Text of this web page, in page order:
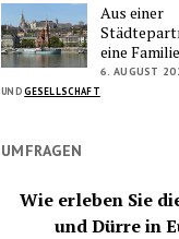
Aus einer
eine Familie
6. AUGUST
UNDGESELLSCHAFT
UMFRAGEN
Wie erleben Sie
und Dürre in